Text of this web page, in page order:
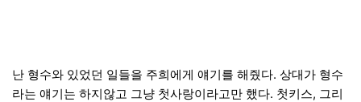
난 형수와 있었던 일들을 주희에게 얘기를 해줬다. 상대가 형수
라는 얘기는 하지않고 그냥 첫사랑이라고만 했다. 첫키스, 그리